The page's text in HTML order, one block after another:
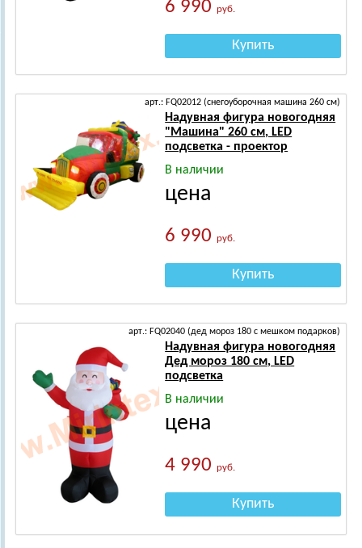
6 990руб.
Купить
арт.: FQ02012 (снегоуборочная машина 260 см)
Надувная фигура новогодняя
"Машина" 260 см, LED
подсветка - проектор
В наличии
цена
6 990руб.
Купить
арт.: FQ02040 (дед мороз 180 с мешком подарков)
Надувная фигура новогодняя
Дед мороз 180 см, LED
подсветка
В наличии
цена
4 990руб.
Купить